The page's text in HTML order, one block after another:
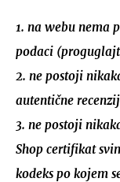
1. na webu nema
podaci
2. ne postoji
autentične
3. ne postoji
Shop certifikat
kodeks po kojem